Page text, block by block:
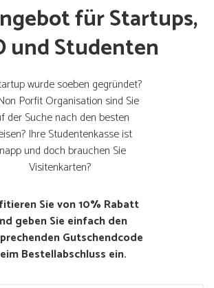
für Startups,
und Studenten
wurde soeben gegründet?
Porfit Organisation sind Sie
der Suche nach den besten
Ihre Studentenkasse ist
und doch brauchen Sie
Visitenkarten?
Sie von 10% Rabatt
geben Sie einfach den
Gutschendcode
Bestellabschluss ein.